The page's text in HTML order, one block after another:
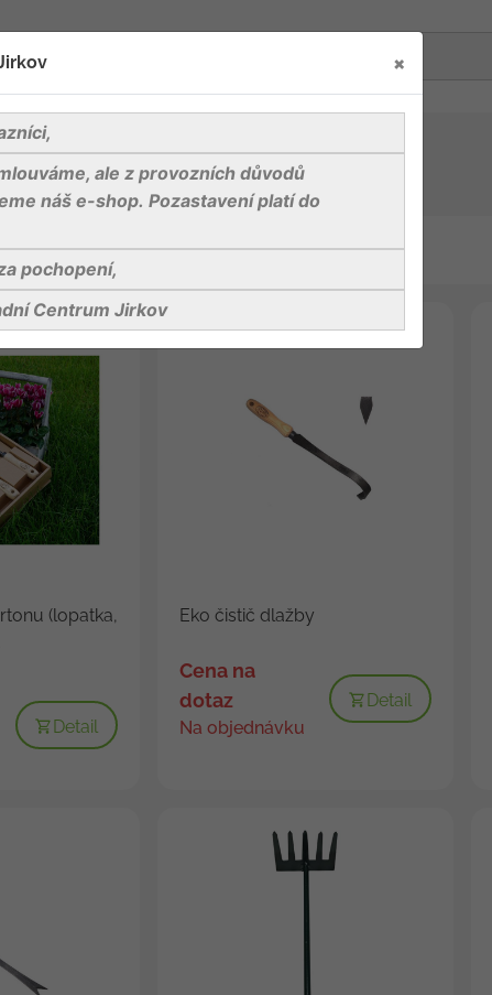
Kontakty
(lopatka,
Detail
Eko čistič dlažby
Cena na
dotaz
Na objednávku
Detail
×
ale z provozních důvodů
náš e-shop. Pozastavení platí do
pochopení,
Centrum Jirkov